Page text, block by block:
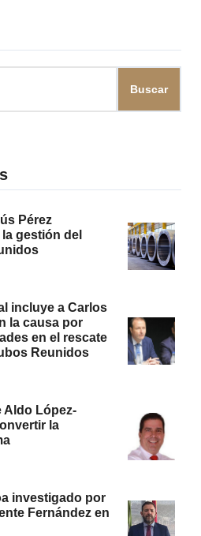
Pérez
gestión del
incluye a Carlos
la causa por
en el rescate
Reunidos
Aldo López-
la
investigado por
Fernández en